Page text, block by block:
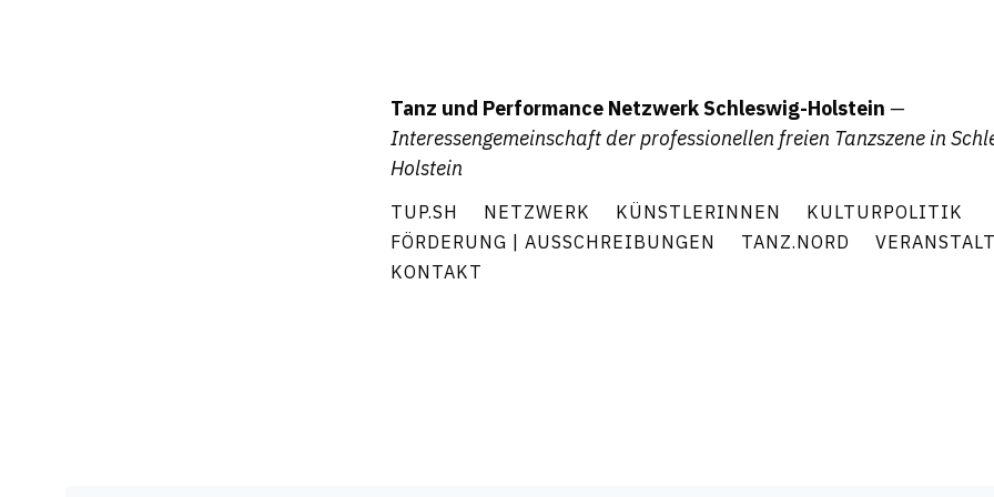
Tanz und Performance Netzwerk Schleswig-Holstein —
Interessengemeinschaft der professionellen freien Tanzszene in
Holstein
TUP.SH NETZWERK KÜNSTLERINNEN
KULTURPOLITIK
FÖRDERUNG | AUSSCHREIBUNGEN
TANZ.NORD
KONTAKT